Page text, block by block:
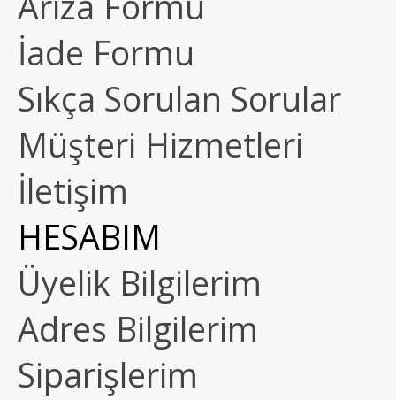
İade Formu
Sıkça Sorulan Sorular
Müşteri Hizmetleri
İletişim
HESABIM
Üyelik Bilgilerim
Adres Bilgilerim
Siparişlerim